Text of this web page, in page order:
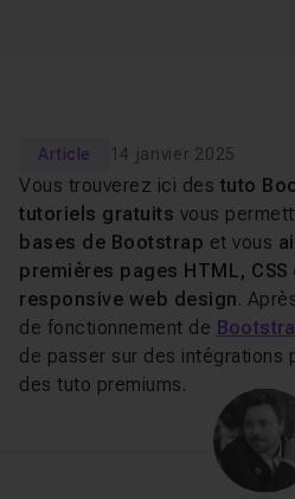
Article 14 janvier 2025
Vous trouverez ici des tuto
tutoriels gratuits vous
bases de Bootstrap et vous
premières pages HTML,
responsive web design.
de fonctionnement de
de passer sur des intégrations
des tuto premiums.